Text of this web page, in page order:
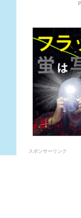
スポンサーリンク